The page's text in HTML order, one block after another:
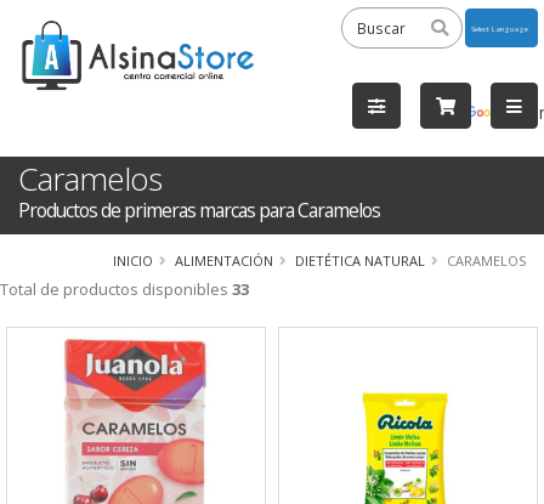
by
Caramelos
Productos de primeras marcas para Caramelos
INICIO ALIMENTACIÓN DIETÉTICA NATURAL CARAMELOS
Total de productos disponibles 33